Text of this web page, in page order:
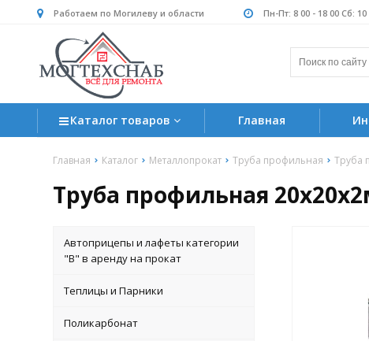
Работаем по Могилеву и области Пн-Пт: 8 00 - 18 00 Сб:
Каталог товаров Главная
Главная Каталог Металлопрокат Труба профильная Труба
Труба профильная
Автоприцепы и лафеты категории
"B" в аренду на прокат
Теплицы и Парники
Поликарбонат